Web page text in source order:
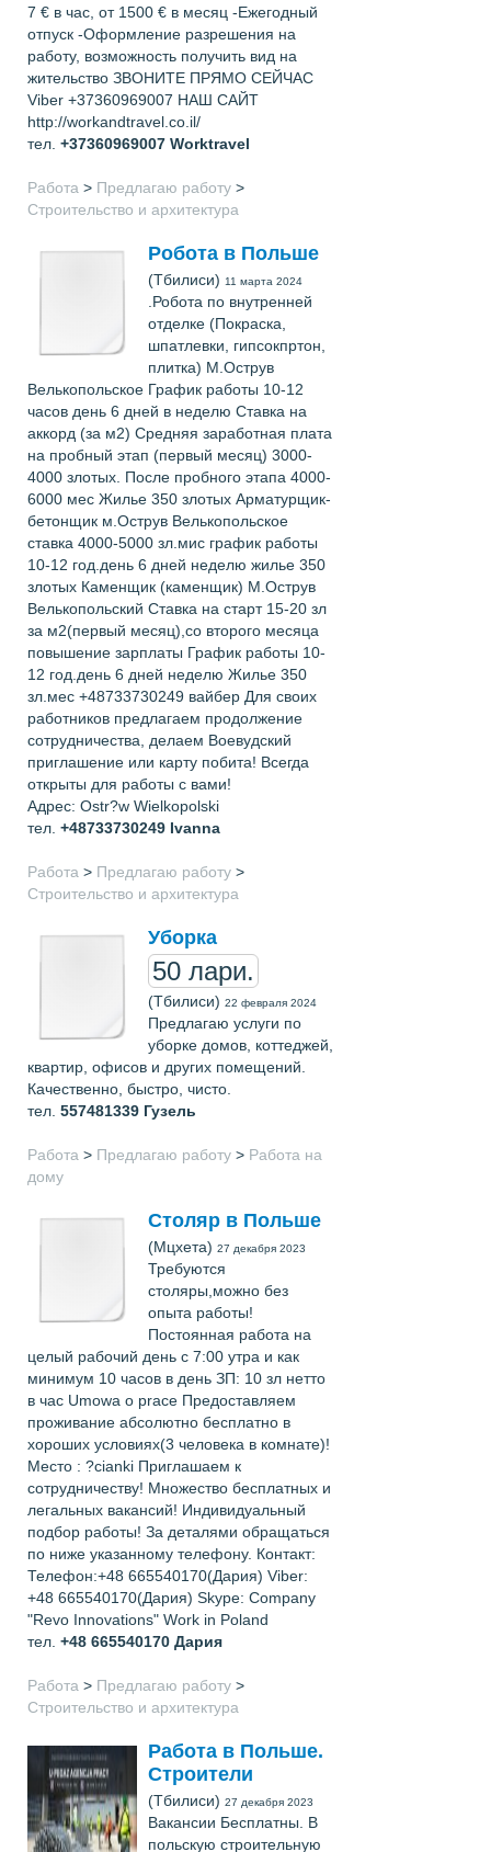
7 € в час, от 1500 € в месяц -Ежегодный
отпуск -Оформление разрешения на
работу, возможность получить вид на
жительство ЗВОНИТЕ ПРЯМО СЕЙЧАС
Viber +37360969007 НАШ САЙТ
http://workandtravel.co.il/
тел. +37360969007 Worktravel
Работа > Предлагаю работу >
Строительство и архитектура
Робота в Польше
(Тбилиси) 11 марта 2024
.Робота по внутренней
отделке (Покраска,
шпатлевки, гипсокпртон,
плитка) М.Острув
Велькопольское График работы 10-12
часов день 6 дней в неделю Ставка на
аккорд (за м2) Средняя заработная плата
на пробный этап (первый месяц) 3000-
4000 злотых. После пробного этапа 4000-
6000 мес Жилье 350 злотых Арматурщик-
бетонщик м.Острув Велькопольское
ставка 4000-5000 зл.мис график работы
10-12 год.день 6 дней неделю жилье 350
злотых Каменщик (каменщик) М.Острув
Велькопольский Ставка на старт 15-20 зл
за м2(первый месяц),со второго месяца
повышение зарплаты График работы 10-
12 год.день 6 дней неделю Жилье 350
зл.мес +48733730249 вайбер Для своих
работников предлагаем продолжение
сотрудничества, делаем Воевудский
приглашение или карту побита! Всегда
открыты для работы с вами!
Адрес: Ostr?w Wielkopolski
тел. +48733730249 Ivanna
Работа > Предлагаю работу >
Строительство и архитектура
Уборка
50 лари.
(Тбилиси) 22 февраля 2024
Предлагаю услуги по
уборке домов, коттеджей,
квартир, офисов и других помещений.
Качественно, быстро, чисто.
тел. 557481339 Гузель
Работа > Предлагаю работу > Работа на
дому
Столяр в Польше
(Мцхета) 27 декабря 2023
Требуются
столяры,можно без
опыта работы!
Постоянная работа на
целый рабочий день с 7:00 утра и как
минимум 10 часов в день ЗП: 10 зл нетто
в час Umowa o prace Предоставляем
проживание абсолютно бесплатно в
хороших условиях(3 человека в комнате)!
Место : ?cianki Приглашаем к
сотрудничеству! Множество бесплатных и
легальных вакансий! Индивидуальный
подбор работы! За деталями обращаться
по ниже указанному телефону. Контакт:
Телефон:+48 665540170(Дария) Viber:
+48 665540170(Дария) Skype: Company
"Revo Innovations" Work in Poland
тел. +48 665540170 Дария
Работа > Предлагаю работу >
Строительство и архитектура
Работа в Польше.
Строители
(Тбилиси) 27 декабря 2023
Вакансии Бесплатны. В
польскую строительную